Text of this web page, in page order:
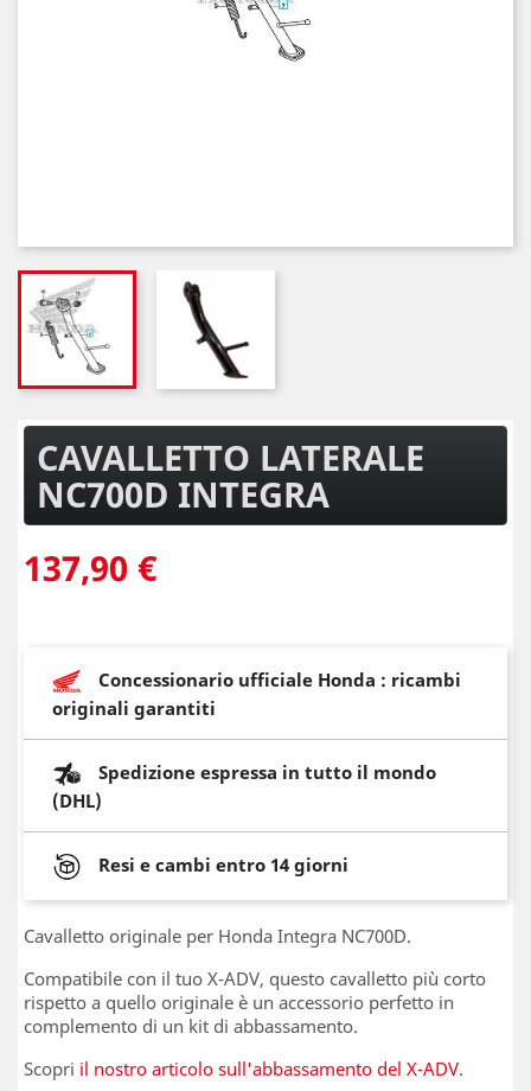
CAVALLETTO LATERALE
NC700D INTEGRA
137,90 €
Concessionario ufficiale Honda : ricambi
originali garantiti
Spedizione espressa in tutto il mondo
(DHL)
Resi e cambi entro 14 giorni
Cavalletto originale per Honda Integra NC700D.
Compatibile con il tuo X-ADV, questo cavalletto più corto
rispetto a quello originale è un accessorio perfetto in
complemento di un kit di abbassamento.
Scopri il nostro articolo sull'abbassamento del X-ADV.